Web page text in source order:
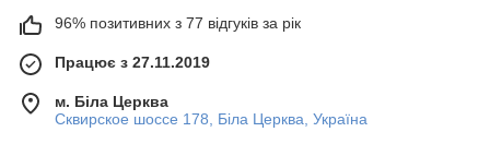
96% позитивних з 77 відгуків за рік
Працює з 27.11.2019
м. Біла Церква
Сквирское шоссе 178, Біла Церква, Україна